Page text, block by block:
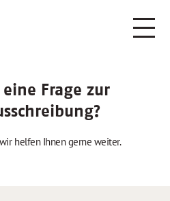
eine Frage zur
helfen Ihnen gerne weiter.